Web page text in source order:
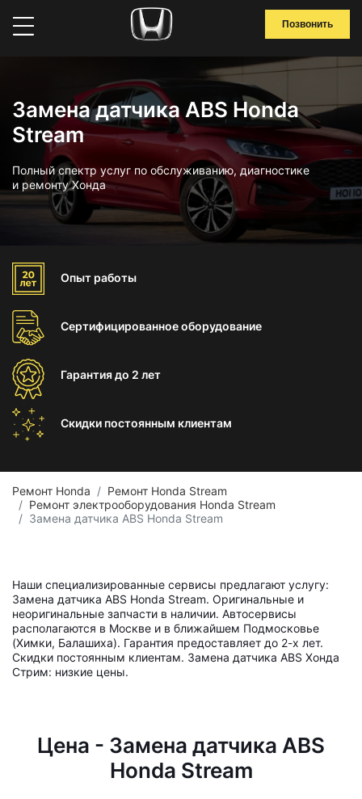
Позвонить
Замена датчика ABS Honda
Stream
Полный спектр услуг по обслуживанию, диагностике
и ремонту Хонда
Опыт работы
Сертифицированноеоборудование
Гарантиядо 2 лет
Скидки постоянным клиентам
Ремонт Honda
Ремонт Honda Stream
Ремонт электрооборудования Honda Stream
Замена датчика ABS Honda Stream
Наши специализированные сервисы предлагают услугу:
Замена датчика ABS Honda Stream. Оригинальные и
неоригинальные запчасти в наличии. Автосервисы
располагаются в Москве и в ближайшем Подмосковье
(Химки, Балашиха). Гарантия предоставляет до 2-х лет.
Скидки постоянным клиентам. Замена датчика ABS Хонда
Стрим: низкие цены.
Цена - Замена датчика ABS
Honda Stream